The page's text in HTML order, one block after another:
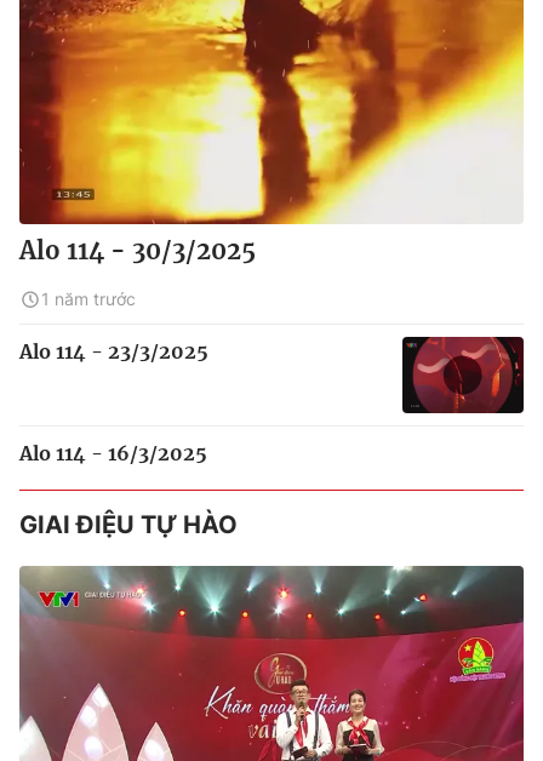
Alo 114 - 30/3/2025
1 năm trước
Alo 114 - 23/3/2025
Alo 114 - 16/3/2025
GIAI ĐIỆU TỰ HÀO